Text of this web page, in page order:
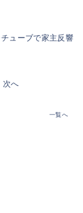
次へ
一覧へ